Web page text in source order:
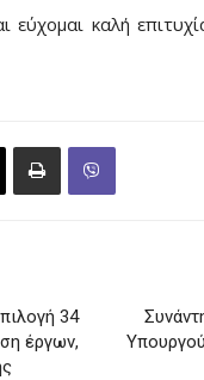
εύχομαι καλή
34
έργων,